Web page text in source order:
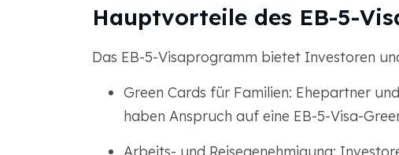
Hauptvorteile des EB-5-
Das EB-5-Visaprogramm bietet Investoren
Green Cards für Familien: Ehepartner
haben Anspruch auf eine EB-5-Visa-